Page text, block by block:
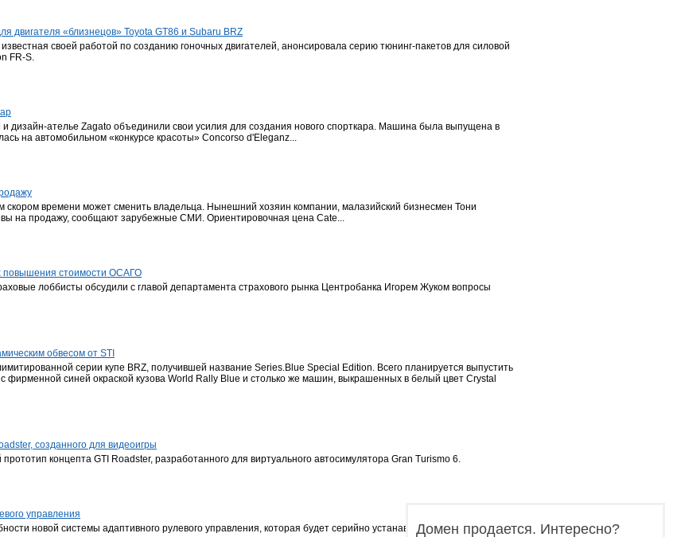
двигателя «близнецов» Toyota GT86 и Subaru BRZ
своей работой по созданию гоночных двигателей, анонсировала серию тюнинг-пакетов для силовой
FR-S.
дизайн-ателье Zagato объединили свои усилия для создания нового спорткара. Машина была выпущена в
на автомобильном «конкурсе красоты» Concorso d'Eleganz...
скором времени может сменить владельца. Нынешний хозяин компании, малазийский бизнесмен Тони
на продажу, сообщают зарубежные СМИ. Ориентировочная цена Cate...
повышения стоимости ОСАГО
лоббисты обсудили с главой департамента страхового рынка Центробанка Игорем Жуком вопросы
обвесом от STI
серии купе BRZ, получившей название Series.Blue Special Edition. Всего планируется выпустить
синей окраской кузова World Rally Blue и столько же машин, выкрашенных в белый цвет Crystal
созданного для видеоигры
концепта GTI Roadster, разработанного для виртуального автосимулятора Gran Turismo 6.
управления
новой системы адаптивного рулевого управления, которая будет серийно устанавливаться наДомен продается. Интересно?